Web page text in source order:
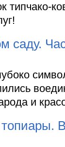
типчако-
саду.
и